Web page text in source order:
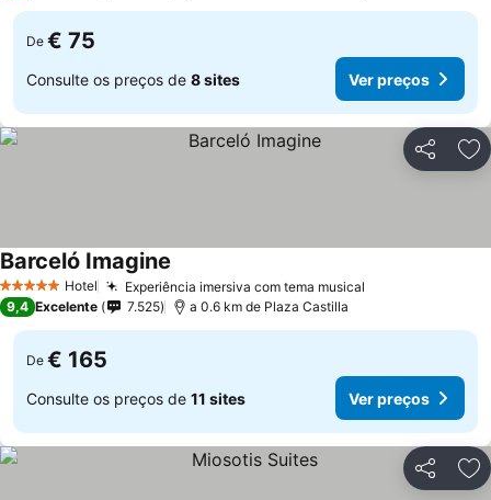
De € 75
Consulte os preços de 8 sites Ver preços
Partilhar
5 Estrelas Hotel Experiência imersiva com tema musical
Barceló Imagine
9,4 Excelente 7.525 a 0.6 km de Plaza Castilla
De € 165
Consulte os preços de 11 sites Ver preços
Partilhar